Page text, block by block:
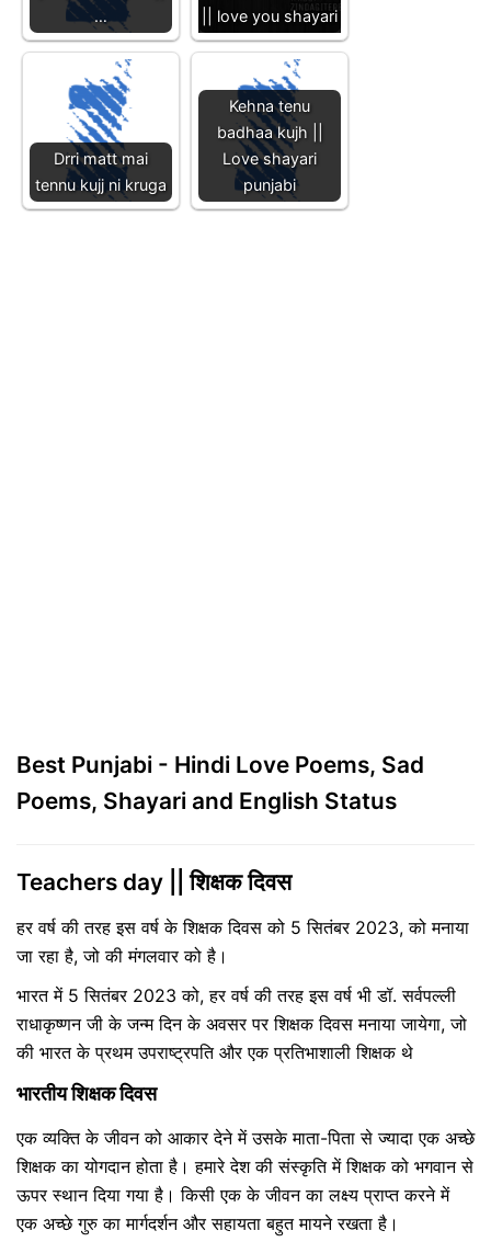
…
|| love you shayari
Drri matt mai
tennu kujj ni kruga
Kehna tenu
badhaa kujh ||
Love shayari
punjabi
Best Punjabi - Hindi Love Poems, Sad
Poems, Shayari and English Status
Teachers day || शिक्षक दिवस
हर वर्ष की तरह इस वर्ष के शिक्षक दिवस को 5 सितंबर 2023, को मनाया
जा रहा है, जो की मंगलवार को है।
भारत में 5 सितंबर 2023 को, हर वर्ष की तरह इस वर्ष भी डॉ. सर्वपल्ली
राधाकृष्णन जी के जन्म दिन के अवसर पर शिक्षक दिवस मनाया जायेगा, जो
की भारत के प्रथम उपराष्ट्रपति और एक प्रतिभाशाली शिक्षक थे
भारतीय शिक्षक दिवस
एक व्यक्ति के जीवन को आकार देने में उसके माता-पिता से ज्यादा एक अच्छे
शिक्षक का योगदान होता है। हमारे देश की संस्कृति में शिक्षक को भगवान से
ऊपर स्थान दिया गया है। किसी एक के जीवन का लक्ष्य प्राप्त करने में
एक अच्छे गुरु का मार्गदर्शन और सहायता बहुत मायने रखता है।